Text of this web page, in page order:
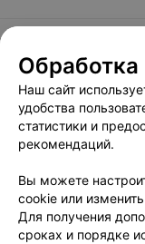
О проекте
Медицинский
Наш сайт
удобства
статистики и
рекомендаций.
Вы можете
cookie или
Для получения
сроках и порядке